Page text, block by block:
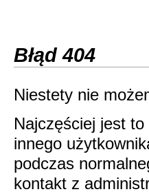
Błąd 404
Niestety nie
Najczęściej jest
innego
podczas
kontakt z